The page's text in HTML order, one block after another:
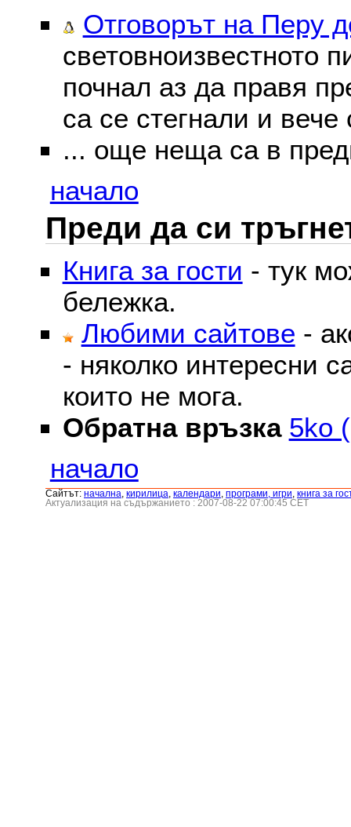
Отговорът на Перу
световноизвестното
почнал аз да правя
са се стегнали и вече
... още неща са в
начало
Преди да си
Книга за гости - тук
бележка.
Любими сайтове -
- няколко интересни
които не мога.
Обратна връзка 5ko
начало
Сайтът: началнa кирилица календари програми, игри книга за
Актуализация на съдържанието : 2007-08-22 07:00:45 CET